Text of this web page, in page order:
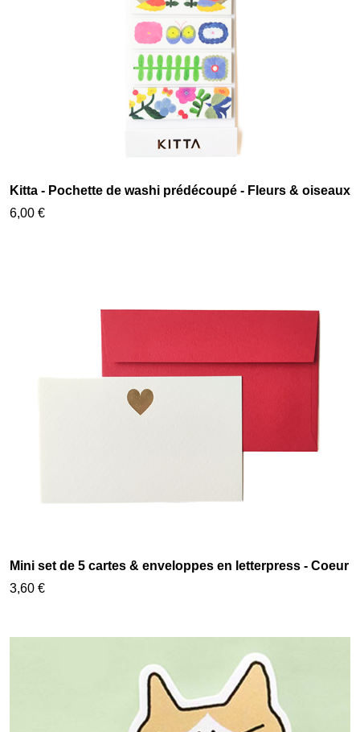
Kitta - Pochette de washi prédécoupé - Fleurs & oiseaux
6,00 €
Mini set de 5 cartes & enveloppes en letterpress - Coeur
3,60 €